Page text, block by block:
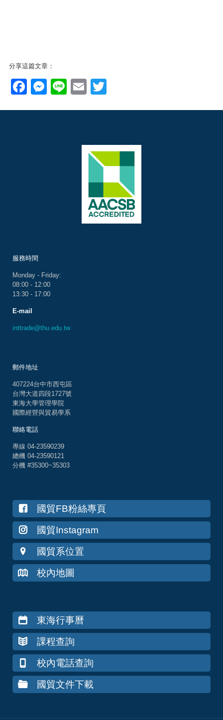
分享這篇文章：
Facebook
Messenger
LineEmail
服務時間
Monday - Friday:
08:00 - 12:00
13:30 - 17:00
E-mail
inttrade@thu.edu.tw
郵件地址
407224台中市西屯區
台灣大道四段1727號
東海大學管理學院
國際經營與貿易學系
聯絡電話
專線 04-23590239
總機 04-23590121
分機 #35300~35303
國貿FB粉絲專頁
國貿Instagram
國貿系位置
校內地圖
東海行事曆
課程查詢
校內電話查詢
國貿文件下載